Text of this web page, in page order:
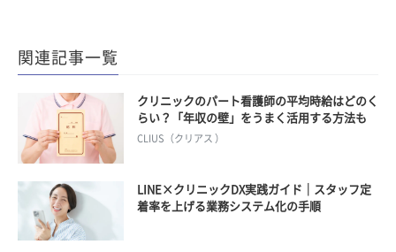
関連記事一覧
クリニックのパート看護師の平均時給はどのく
らい？「年収の壁」をうまく活用する方法も
CLIUS（クリアス ）
LINE×クリニックDX実践ガイド｜スタッフ定
着率を上げる業務システム化の手順